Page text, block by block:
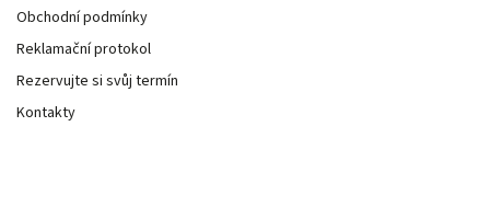
Obchodní podmínky
Reklamační protokol
Rezervujte si svůj termín
Kontakty